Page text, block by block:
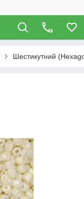
Шестикутний